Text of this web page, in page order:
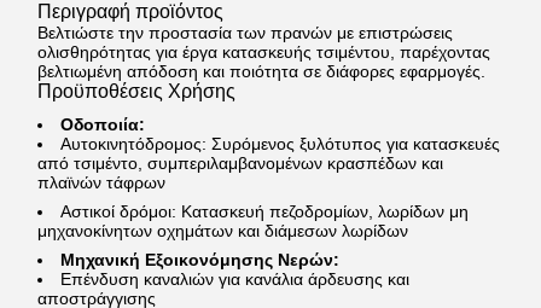
Περιγραφή προϊόντος
Βελτιώστε την προστασία των πρανών με επιστρώσεις
ολισθηρότητας για έργα κατασκευής τσιμέντου, παρέχοντας
βελτιωμένη απόδοση και ποιότητα σε διάφορες εφαρμογές.
Προϋποθέσεις Χρήσης
Οδοποιία:
Αυτοκινητόδρομος: Συρόμενος ξυλότυπος για κατασκευές
από τσιμέντο, συμπεριλαμβανομένων κρασπέδων και
πλαϊνών τάφρων
Αστικοί δρόμοι: Κατασκευή πεζοδρομίων, λωρίδων μη
μηχανοκίνητων οχημάτων και διάμεσων λωρίδων
Μηχανική Εξοικονόμησης Νερών:
Επένδυση καναλιών για κανάλια άρδευσης και
αποστράγγισης